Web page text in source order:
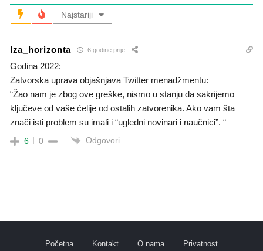
Najstariji
Iza_horizonta 6 godine prije
Godina 2022:
Zatvorska uprava objašnjava Twitter menadžmentu:
“Žao nam je zbog ove greške, nismo u stanju da sakrijemo
ključeve od vaše ćelije od ostalih zatvorenika. Ako vam šta
znači isti problem su imali i “ugledni novinari i naučnici”. “
6 0 Odgovori
Početna Kontakt O nama Privatnost